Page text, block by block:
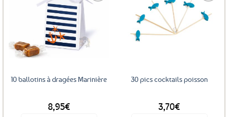
favoris
10 ballotins à dragées Marinière
8,95€
Ajouter
30 pics cocktails poisson
3,70€